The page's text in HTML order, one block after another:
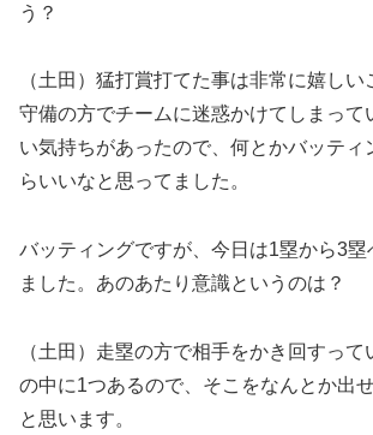
う？
（土田）猛打賞打てた事は非常に嬉しい
守備の方でチームに迷惑かけてしまって
い気持ちがあったので、何とかバッティ
らいいなと思ってました。
バッティングですが、今日は1塁から3塁
ました。あのあたり意識というのは？
（土田）走塁の方で相手をかき回すっ
の中に1つあるので、そこをなんとか出
と思います。